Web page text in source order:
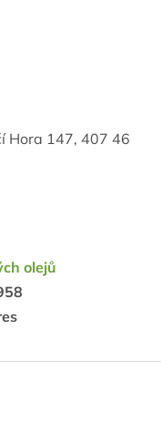
Hora 147, 407 46
olejů